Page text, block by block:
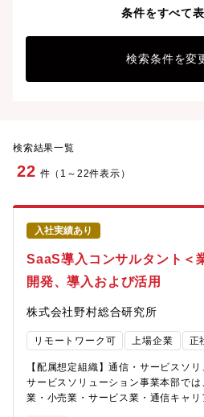
物流システム
条件をすべて
検索条件を変
検索結果一覧
22 件（1～22件表示）
入社実績あり
SaaS導入コンサルタント＜
開発、導入および活用
株式会社野村総合研究所
リモートワーク可 上場企業 正
【配属想定組織】通信・サービスソ
サービスソリューション事業本部で
業・小売業・サービス業・通信キャ